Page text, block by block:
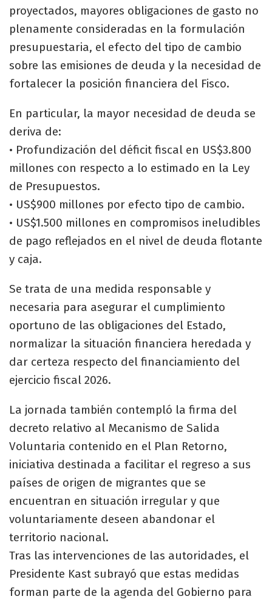
proyectados, mayores obligaciones de gasto no
plenamente consideradas en la formulación
presupuestaria, el efecto del tipo de cambio
sobre las emisiones de deuda y la necesidad de
fortalecer la posición financiera del Fisco.
En particular, la mayor necesidad de deuda se
deriva de:
• Profundización del déficit fiscal en US$3.800
millones con respecto a lo estimado en la Ley
de Presupuestos.
• US$900 millones por efecto tipo de cambio.
• US$1.500 millones en compromisos ineludibles
de pago reflejados en el nivel de deuda flotante
y caja.
Se trata de una medida responsable y
necesaria para asegurar el cumplimiento
oportuno de las obligaciones del Estado,
normalizar la situación financiera heredada y
dar certeza respecto del financiamiento del
ejercicio fiscal 2026.
La jornada también contempló la firma del
decreto relativo al Mecanismo de Salida
Voluntaria contenido en el Plan Retorno,
iniciativa destinada a facilitar el regreso a sus
países de origen de migrantes que se
encuentran en situación irregular y que
voluntariamente deseen abandonar el
territorio nacional.
Tras las intervenciones de las autoridades, el
Presidente Kast subrayó que estas medidas
forman parte de la agenda del Gobierno para